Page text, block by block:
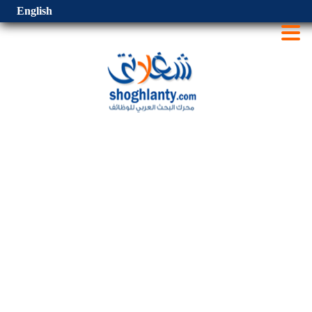
English